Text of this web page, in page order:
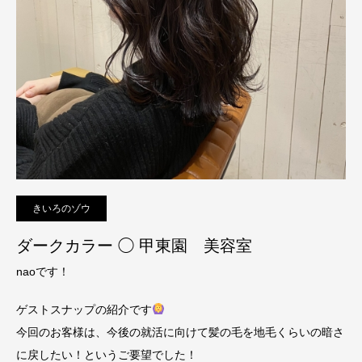
きいろのゾウ
ダークカラー ◯ 甲東園 美容室
naoです！
ゲストスナップの紹介です
今回のお客様は、今後の就活に向けて髪の毛を地毛くらいの暗さ
に戻したい！というご要望でした！